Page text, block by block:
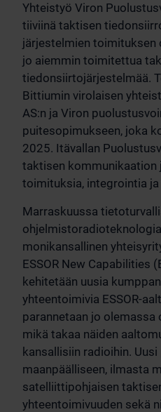
Yhteistyö Viron
tiiviinä taktisen
järjestelmien toimituksen
jo aiemmin toimitettua
tiedonsiirtojärjestelmää.
Bittiumin virolaisen
AS:n ja Viron
puitesopimukseen, joka
2025. Itävallan
taktisen
toimituksia, integrointia
Marraskuussa
monikansallinen
ESSOR New Capabilities
kehitetään uusia
yhteentoimivia ESSOR-
parannetaan jo olemassa
mikä takaa näiden
kansallisiin radioihin.
maanpäälliseen, ilmasta
satelliittipohjaisen
yhteentoimivuuden sekä